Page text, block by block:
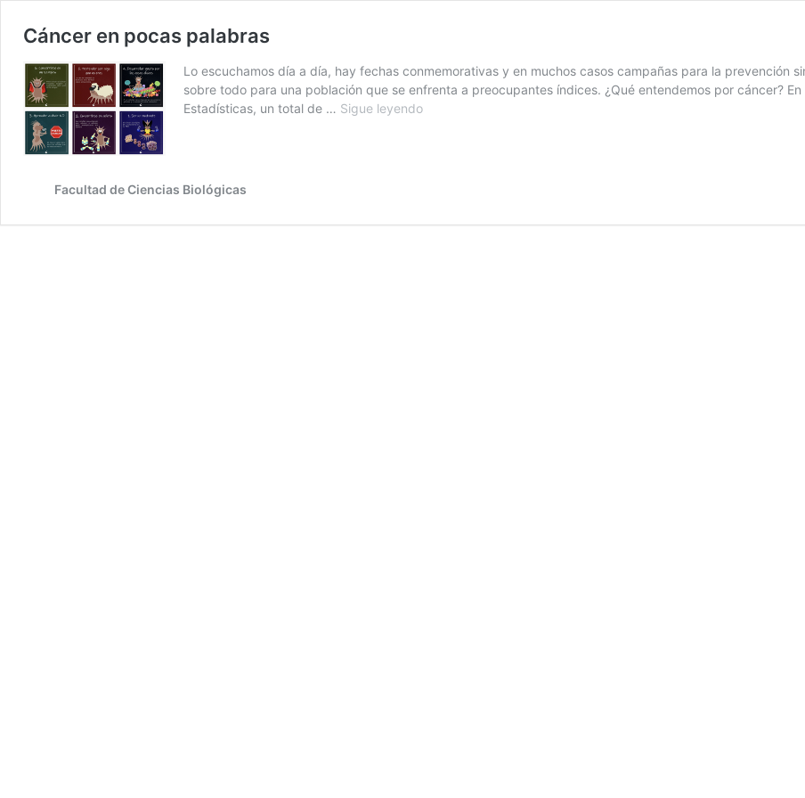
Cáncer en pocas palabras
Lo escuchamos día a día, hay fechas conmemorativas y en muchos casos campañas para la prevención
sobre todo para una población que se enfrenta a preocupantes índices. ¿Qué entendemos por cáncer?
Estadísticas, un total de … Sigue leyendoCáncer
Facultad de Ciencias Biológicas